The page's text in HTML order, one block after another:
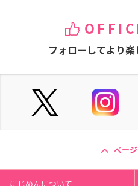
フォローしてより楽
ペー
にじめんについて